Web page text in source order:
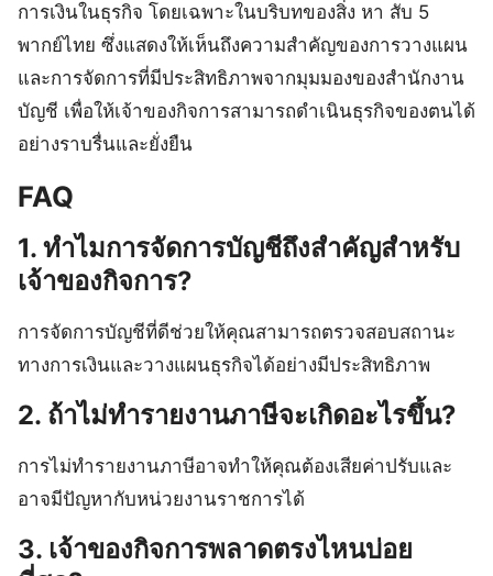
การเงินในธุรกิจ โดยเฉพาะในบริบทของสิ่ง หา สับ 5
พากย์ไทย ซึ่งแสดงให้เห็นถึงความสำคัญของการวางแผน
และการจัดการที่มีประสิทธิภาพจากมุมมองของสำนักงาน
บัญชี เพื่อให้เจ้าของกิจการสามารถดำเนินธุรกิจของตนได้
อย่างราบรื่นและยั่งยืน
FAQ
1. ทำไมการจัดการบัญชีถึงสำคัญสำหรับ
เจ้าของกิจการ?
การจัดการบัญชีที่ดีช่วยให้คุณสามารถตรวจสอบสถานะ
ทางการเงินและวางแผนธุรกิจได้อย่างมีประสิทธิภาพ
2. ถ้าไม่ทำรายงานภาษีจะเกิดอะไรขึ้น?
การไม่ทำรายงานภาษีอาจทำให้คุณต้องเสียค่าปรับและ
อาจมีปัญหากับหน่วยงานราชการได้
3. เจ้าของกิจการพลาดตรงไหนบ่อย